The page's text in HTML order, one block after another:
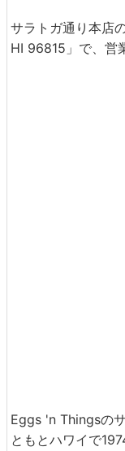
サラトガ通り本店
HI 96815」で、営
Eggs 'n Thingsの
ともとハワイで